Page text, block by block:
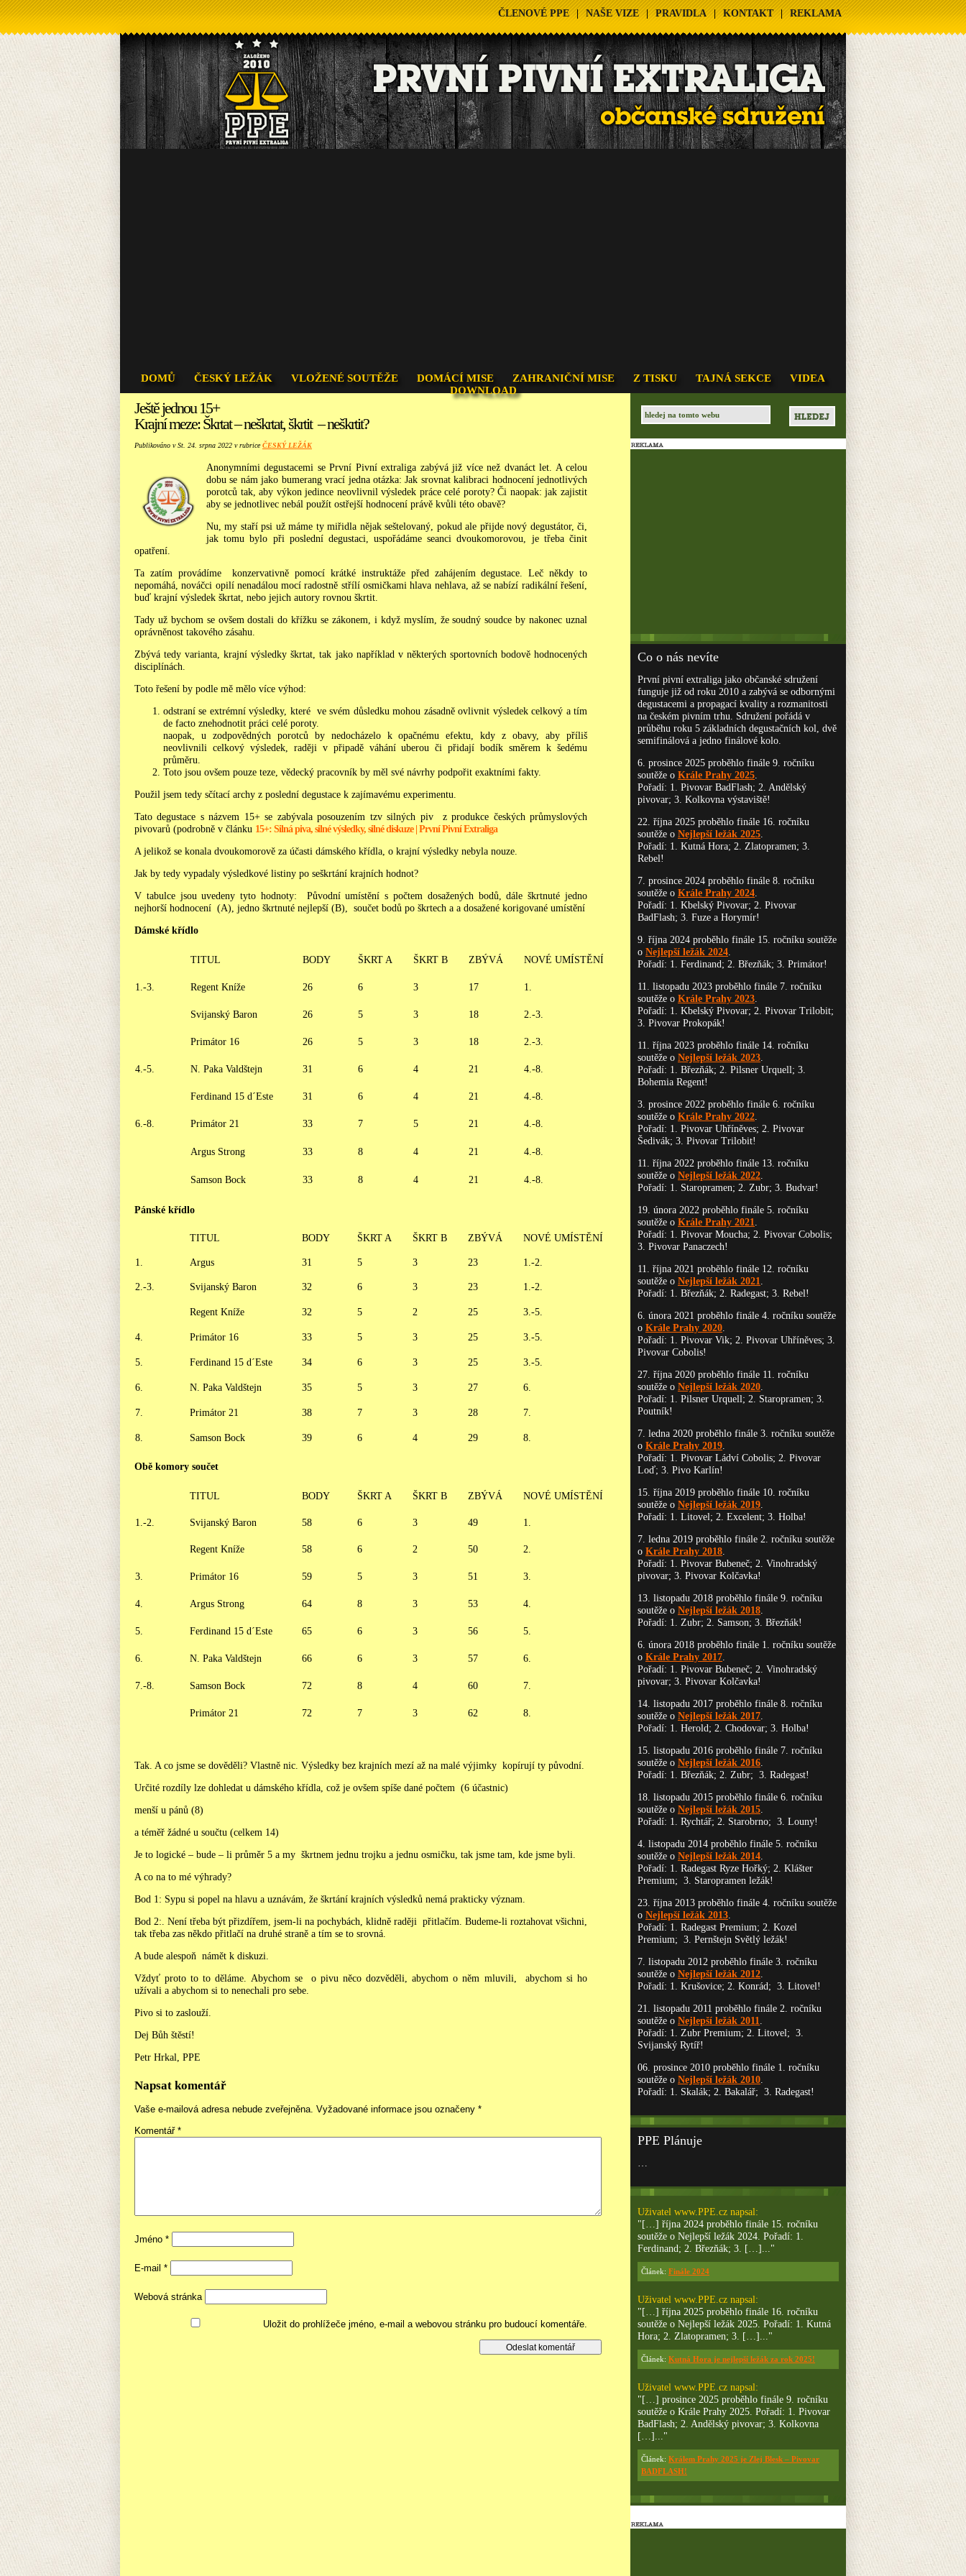
ČLENOVÉ PPE | NAŠE VIZE | PRAVIDLA | KONTAKT | REKLAMA
DOMŮ ČESKÝ LEŽÁK VLOŽENÉ SOUTĚŽE DOMÁCÍ MISE ZAHRANIČNÍ MISE Z TISKU TAJNÁ SEKCE
VIDEA
DOWNLOAD
Ještě jednou 15+
Krajní meze: Škrtat – neškrtat, škrtit – neškrtit?
Publikováno v St. 24. srpna 2022 v rubriceČESKÝ LEŽÁK
Anonymními degustacemi se První Pivní extraliga zabývá již více než dvanáct let. A celou
dobu se nám jako bumerang vrací jedna otázka: Jak srovnat kalibraci hodnocení jednotlivých
porotců tak, aby výkon jedince neovlivnil výsledek práce celé poroty? Či naopak: jak zajistit
aby se jednotlivec nebál použít ostřejší hodnocení právě kvůli této obavě?
Nu, my staří psi už máme ty miřidla nějak seštelovaný, pokud ale přijde nový degustátor, či,
jak tomu bylo při poslední degustaci, uspořádáme seanci dvoukomorovou, je třeba činit
opatření.
Ta zatím provádíme konzervativně pomocí krátké instruktáže před zahájením degustace. Leč někdy to
nepomáhá, nováčci opilí nenadálou mocí radostně střílí osmičkami hlava nehlava, až se nabízí radikální řešení,
buď krajní výsledek škrtat, nebo jejich autory rovnou škrtit.
Tady už bychom se ovšem dostali do křížku se zákonem, i když myslím, že soudný soudce by nakonec uznal
oprávněnost takového zásahu.
Zbývá tedy varianta, krajní výsledky škrtat, tak jako například v některých sportovních bodově hodnocených
disciplínách.
Toto řešení by podle mě mělo více výhod:
odstraní se extrémní výsledky, které ve svém důsledku mohou zásadně ovlivnit výsledek celkový a tím
de facto znehodnotit práci celé poroty.
naopak, u zodpovědných porotců by nedocházelo k opačnému efektu, kdy z obavy, aby příliš
neovlivnili celkový výsledek, raději v připadě váhání uberou či přidají bodík směrem k šedému
průměru.
Toto jsou ovšem pouze teze, vědecký pracovník by měl své návrhy podpořit exaktními fakty.
Použil jsem tedy sčítací archy z poslední degustace k zajímavému experimentu.
Tato degustace s názvem 15+ se zabývala posouzením tzv silných piv z produkce českých průmyslových
pivovarů (podrobně v článku 15+: Silná piva, silné výsledky, silné diskuze | První Pivní Extraliga
A jelikož se konala dvoukomorově za účasti dámského křídla, o krajní výsledky nebyla nouze.
Jak by tedy vypadaly výsledkové listiny po seškrtání krajních hodnot?
V tabulce jsou uvedeny tyto hodnoty: Původní umístění s počtem dosažených bodů, dále škrtnuté jedno
nejhorší hodnocení (A), jedno škrtnuté nejlepší (B), součet bodů po škrtech a a dosažené korigované umístění
Dámské křídlo
TITUL BODY ŠKRT A ŠKRT B ZBÝVÁ NOVÉ UMÍSTĚNÍ
1.-3. Regent Kníže 26 6 3 17 1.
Svijanský Baron 26 5 3 18 2.-3.
Primátor 16 26 5 3 18 2.-3.
4.-5. N. Paka Valdštejn 31 6 4 21 4.-8.
Ferdinand 15 d´Este 31 6 4 21 4.-8.
6.-8. Primátor 21 33 7 5 21 4.-8.
Argus Strong 33 8 4 21 4.-8.
Samson Bock 33 8 4 21 4.-8.
Pánské křídlo
TITUL BODY ŠKRT A ŠKRT B ZBÝVÁ NOVÉ UMÍSTĚNÍ
1. Argus 31 5 3 23 1.-2.
2.-3. Svijanský Baron 32 6 3 23 1.-2.
Regent Kníže 32 5 2 25 3.-5.
4. Primátor 16 33 5 3 25 3.-5.
5. Ferdinand 15 d´Este 34 6 3 25 3.-5.
6. N. Paka Valdštejn 35 5 3 27 6.
7. Primátor 21 38 7 3 28 7.
8. Samson Bock 39 6 4 29 8.
Obě komory součet
TITUL BODY ŠKRT A ŠKRT B ZBÝVÁ NOVÉ UMÍSTĚNÍ
1.-2. Svijanský Baron 58 6 3 49 1.
Regent Kníže 58 6 2 50 2.
3. Primátor 16 59 5 3 51 3.
4. Argus Strong 64 8 3 53 4.
5. Ferdinand 15 d´Este 65 6 3 56 5.
6. N. Paka Valdštejn 66 6 3 57 6.
7.-8. Samson Bock 72 8 4 60 7.
Primátor 21 72 7 3 62 8.
Tak. A co jsme se dověděli? Vlastně nic. Výsledky bez krajních mezí až na malé výjimky kopírují ty původní.
Určité rozdíly lze dohledat u dámského křídla, což je ovšem spíše dané počtem (6 účastnic)
menší u pánů (8)
a téměř žádné u součtu (celkem 14)
Je to logické – bude – li průměr 5 a my škrtnem jednu trojku a jednu osmičku, tak jsme tam, kde jsme byli.
A co na to mé výhrady?
Bod 1: Sypu si popel na hlavu a uznávám, že škrtání krajních výsledků nemá prakticky význam.
Bod 2:. Není třeba být přizdířem, jsem-li na pochybách, klidně raději přitlačím. Budeme-li roztahovat všichni,
tak třeba zas někdo přitlačí na druhé straně a tím se to srovná.
A bude alespoň námět k diskuzi.
Vždyť proto to to děláme. Abychom se o pivu něco dozvěděli, abychom o něm mluvili, abychom si ho
užívali a abychom si to nenechali pro sebe.
Pivo si to zaslouží.
Dej Bůh štěstí!
Petr Hrkal, PPE
Napsat komentář
Vaše e-mailová adresa nebude zveřejněna. Vyžadované informace jsou označeny *
Komentář *
Jméno *
E-mail *
Webová stránka
Uložit do prohlížeče jméno, e-mail a webovou stránku pro budoucí komentáře.
Co o nás nevíte
První pivní extraliga jako občanské sdružení
funguje již od roku 2010 a zabývá se odbornými
degustacemi a propagací kvality a rozmanitosti
na českém pivním trhu. Sdružení pořádá v
průběhu roku 5 základních degustačních kol, dvě
semifinálová a jedno finálové kolo.
6. prosince 2025 proběhlo finále 9. ročníku
soutěže o Krále Prahy 2025.
Pořadí: 1. Pivovar BadFlash; 2. Andělský
pivovar; 3. Kolkovna výstaviště!
22. října 2025 proběhlo finále 16. ročníku
soutěže o Nejlepší ležák 2025.
Pořadí: 1. Kutná Hora; 2. Zlatopramen; 3.
Rebel!
7. prosince 2024 proběhlo finále 8. ročníku
soutěže o Krále Prahy 2024.
Pořadí: 1. Kbelský Pivovar; 2. Pivovar
BadFlash; 3. Fuze a Horymír!
9. října 2024 proběhlo finále 15. ročníku soutěže
o Nejlepší ležák 2024.
Pořadí: 1. Ferdinand; 2. Březňák; 3. Primátor!
11. listopadu 2023 proběhlo finále 7. ročníku
soutěže o Krále Prahy 2023.
Pořadí: 1. Kbelský Pivovar; 2. Pivovar Trilobit;
3. Pivovar Prokopák!
11. října 2023 proběhlo finále 14. ročníku
soutěže o Nejlepší ležák 2023.
Pořadí: 1. Březňák; 2. Pilsner Urquell; 3.
Bohemia Regent!
3. prosince 2022 proběhlo finále 6. ročníku
soutěže o Krále Prahy 2022.
Pořadí: 1. Pivovar Uhříněves; 2. Pivovar
Šedivák; 3. Pivovar Trilobit!
11. října 2022 proběhlo finále 13. ročníku
soutěže o Nejlepší ležák 2022.
Pořadí: 1. Staropramen; 2. Zubr; 3. Budvar!
19. února 2022 proběhlo finále 5. ročníku
soutěže o Krále Prahy 2021.
Pořadí: 1. Pivovar Moucha; 2. Pivovar Cobolis;
3. Pivovar Panaczech!
11. října 2021 proběhlo finále 12. ročníku
soutěže o Nejlepší ležák 2021.
Pořadí: 1. Březňák; 2. Radegast; 3. Rebel!
6. února 2021 proběhlo finále 4. ročníku soutěže
o Krále Prahy 2020.
Pořadí: 1. Pivovar Vik; 2. Pivovar Uhříněves; 3.
Pivovar Cobolis!
27. října 2020 proběhlo finále 11. ročníku
soutěže o Nejlepší ležák 2020.
Pořadí: 1. Pilsner Urquell; 2. Staropramen; 3.
Poutník!
7. ledna 2020 proběhlo finále 3. ročníku soutěže
o Krále Prahy 2019.
Pořadí: 1. Pivovar Ládví Cobolis; 2. Pivovar
Loď; 3. Pivo Karlín!
15. října 2019 proběhlo finále 10. ročníku
soutěže o Nejlepší ležák 2019.
Pořadí: 1. Litovel; 2. Excelent; 3. Holba!
7. ledna 2019 proběhlo finále 2. ročníku soutěže
o Krále Prahy 2018.
Pořadí: 1. Pivovar Bubeneč; 2. Vinohradský
pivovar; 3. Pivovar Kolčavka!
13. listopadu 2018 proběhlo finále 9. ročníku
soutěže o Nejlepší ležák 2018.
Pořadí: 1. Zubr; 2. Samson; 3. Březňák!
6. února 2018 proběhlo finále 1. ročníku soutěže
o Krále Prahy 2017.
Pořadí: 1. Pivovar Bubeneč; 2. Vinohradský
pivovar; 3. Pivovar Kolčavka!
14. listopadu 2017 proběhlo finále 8. ročníku
soutěže o Nejlepší ležák 2017.
Pořadí: 1. Herold; 2. Chodovar; 3. Holba!
15. listopadu 2016 proběhlo finále 7. ročníku
soutěže o Nejlepší ležák 2016.
Pořadí: 1. Březňák; 2. Zubr; 3. Radegast!
18. listopadu 2015 proběhlo finále 6. ročníku
soutěže o Nejlepší ležák 2015.
Pořadí: 1. Rychtář; 2. Starobrno; 3. Louny!
4. listopadu 2014 proběhlo finále 5. ročníku
soutěže o Nejlepší ležák 2014.
Pořadí: 1. Radegast Ryze Hořký; 2. Klášter
Premium; 3. Staropramen ležák!
23. října 2013 proběhlo finále 4. ročníku soutěže
o Nejlepší ležák 2013.
Pořadí: 1. Radegast Premium; 2. Kozel
Premium; 3. Pernštejn Světlý ležák!
7. listopadu 2012 proběhlo finále 3. ročníku
soutěže o Nejlepší ležák 2012.
Pořadí: 1. Krušovice; 2. Konrád; 3. Litovel!
21. listopadu 2011 proběhlo finále 2. ročníku
soutěže o Nejlepší ležák 2011.
Pořadí: 1. Zubr Premium; 2. Litovel; 3.
Svijanský Rytíř!
06. prosince 2010 proběhlo finále 1. ročníku
soutěže o Nejlepší ležák 2010.
Pořadí: 1. Skalák; 2. Bakalář; 3. Radegast!
PPE Plánuje
…
Uživatel www.PPE.cz napsal:
"[…] října 2024 proběhlo finále 15. ročníku
soutěže o Nejlepší ležák 2024. Pořadí: 1.
Ferdinand; 2. Březňák; 3. […]..."
Článek: Finále 2024
Uživatel www.PPE.cz napsal:
"[…] října 2025 proběhlo finále 16. ročníku
soutěže o Nejlepší ležák 2025. Pořadí: 1. Kutná
Hora; 2. Zlatopramen; 3. […]..."
Článek: Kutná Hora je nejlepší ležák za rok 2025!
Uživatel www.PPE.cz napsal:
"[…] prosince 2025 proběhlo finále 9. ročníku
soutěže o Krále Prahy 2025. Pořadí: 1. Pivovar
BadFlash; 2. Andělský pivovar; 3. Kolkovna
[…]..."
Článek: Králem Prahy 2025 je Zlej Blesk – Pivovar
BADFLASH!